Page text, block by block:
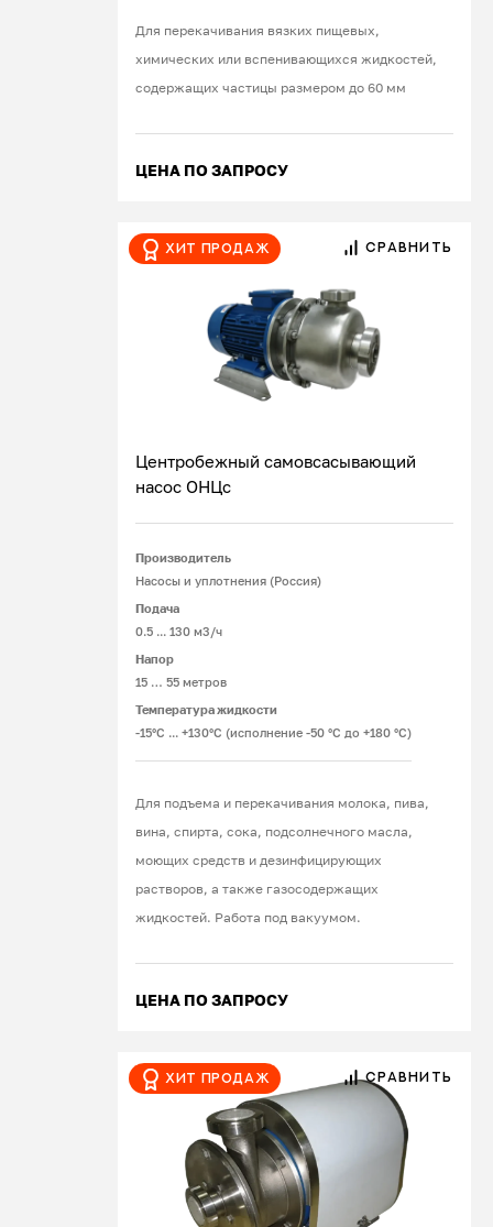
Для перекачивания вязких пищевых,
химических или вспенивающихся жидкостей,
содержащих частицы размером до 60 мм
ЦЕНА ПО ЗАПРОСУ
Хит продаж СРАВНИТЬ
Центробежный самовсасывающий
насос ОНЦс
Производитель
Насосы и уплотнения (Россия)
Подача
0.5 ... 130 м3/ч
Напор
15 … 55 метров
Температура жидкости
-15°С ... +130°С (исполнение -50 °С до +180 °С)
Для подъема и перекачивания молока, пива,
вина, спирта, сока, подсолнечного масла,
моющих средств и дезинфицирующих
растворов, а также газосодержащих
жидкостей. Работа под вакуумом.
ЦЕНА ПО ЗАПРОСУ
Хит продаж СРАВНИТЬ